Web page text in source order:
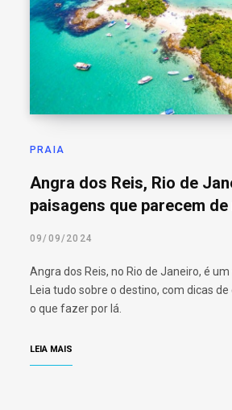
PRAIA
Angra dos Reis, Rio de
paisagens que parecem de
09/09/2024
Angra dos Reis, no Rio de Janeiro, é
Leia tudo sobre o destino, com dicas
o que fazer por lá.
LEIA MAIS